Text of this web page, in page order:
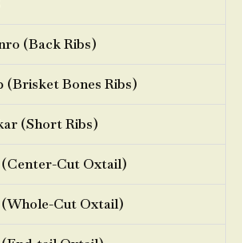
(Back Ribs)
(Brisket Bones Ribs)
(Short Ribs)
Cut Oxtail)
Cut Oxtail)